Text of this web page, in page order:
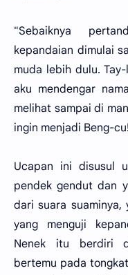
"Sebaiknya
kepandaian dimulai
muda lebih dulu.
aku mendengar
melihat sampai di
ingin menjadi Beng-
Ucapan ini disusul
pendek gendut dan
dari suara suaminya,
yang menguji
Nenek itu berdiri
bertemu pada